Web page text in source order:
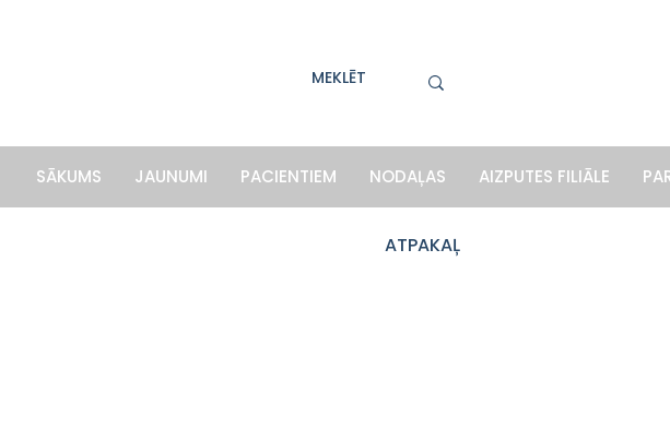
SĀKUMS JAUNUMI PACIENTIEM NODAĻAS AIZPUTES FILIĀLE
ATPAKAĻ